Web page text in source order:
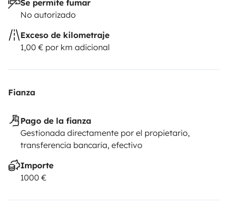
Se permite fumar
No autorizado
Exceso de kilometraje
1,00 € por km adicional
Fianza
Pago de la fianza
Gestionada directamente por el propietario,
transferencia bancaria, efectivo
Importe
1000 €